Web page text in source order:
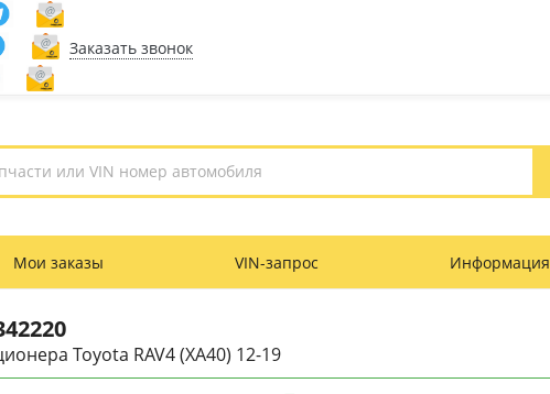
Заказать звонок
Мои заказы VIN-запрос Информация
Toyota RAV4 (XA40) 12-19